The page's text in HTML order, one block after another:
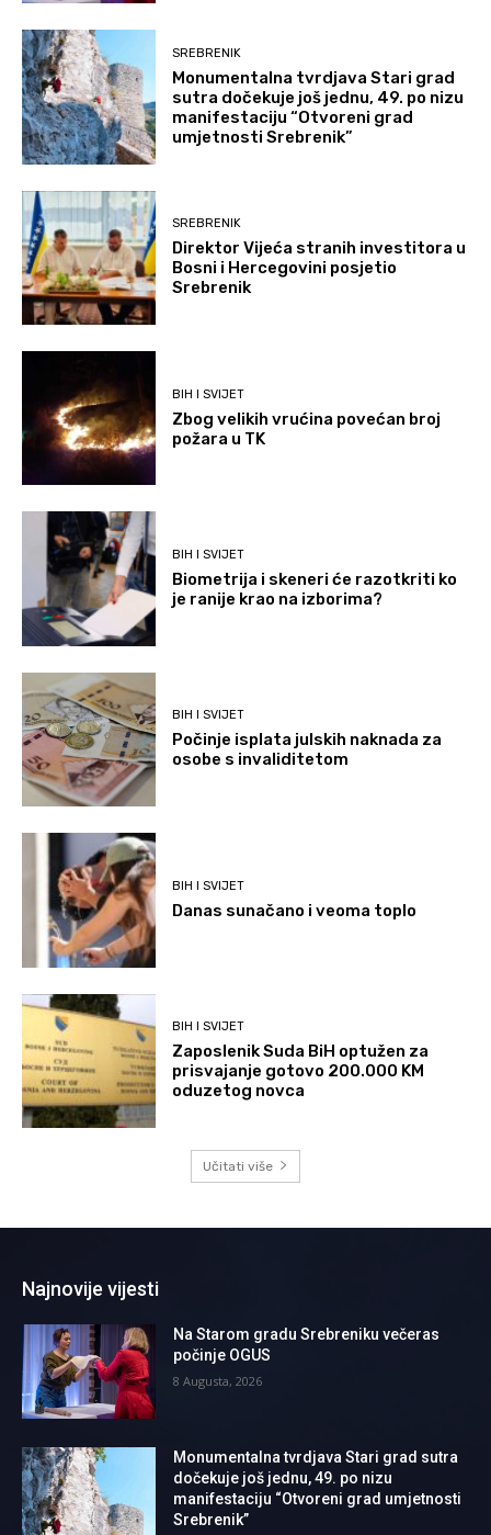
SREBRENIK
Monumentalna tvrdjava Stari grad
sutra dočekuje još jednu, 49. po nizu
manifestaciju “Otvoreni grad
umjetnosti Srebrenik”
SREBRENIK
Direktor Vijeća stranih investitora u
Bosni i Hercegovini posjetio
Srebrenik
BIH I SVIJET
Zbog velikih vrućina povećan broj
požara u TK
BIH I SVIJET
Biometrija i skeneri će razotkriti ko
je ranije krao na izborima?
BIH I SVIJET
Počinje isplata julskih naknada za
osobe s invaliditetom
BIH I SVIJET
Danas sunačano i veoma toplo
BIH I SVIJET
Zaposlenik Suda BiH optužen za
prisvajanje gotovo 200.000 KM
oduzetog novca
Učitati više
Najnovije vijesti
Na Starom gradu Srebreniku večeras
počinje OGUS
8 Augusta, 2026
Monumentalna tvrdjava Stari grad sutra
dočekuje još jednu, 49. po nizu
manifestaciju “Otvoreni grad umjetnosti
Srebrenik”